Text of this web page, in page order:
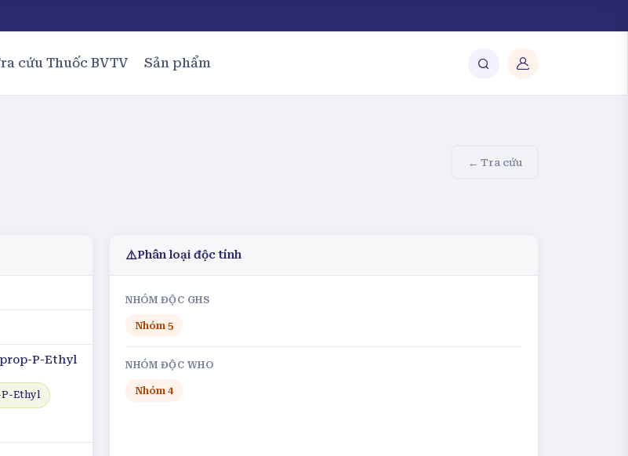
cứu Thuốc BVTV Sản phẩm
← Tra cứu
P-Ethyl
Ethyl
⚠️Phân loại độc tính
NHÓM ĐỘC GHS
Nhóm 5
NHÓM ĐỘC WHO
Nhóm 4